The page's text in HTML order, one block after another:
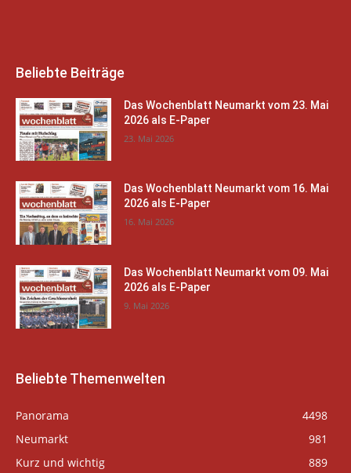
Beliebte Beiträge
Das Wochenblatt Neumarkt vom 23. Mai
2026 als E-Paper
23. Mai 2026
Das Wochenblatt Neumarkt vom 16. Mai
2026 als E-Paper
16. Mai 2026
Das Wochenblatt Neumarkt vom 09. Mai
2026 als E-Paper
9. Mai 2026
Beliebte Themenwelten
Panorama
4498
Neumarkt
981
Kurz und wichtig
889